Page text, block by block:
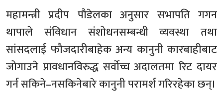
महामन्त्री प्रदीप पौडेलका अनुसार सभापति गगन
थापाले संविधान संशोधनसम्बन्धी व्यवस्था तथा
सांसदलाई फौजदारीबाहेक अन्य कानुनी कारबाहीबाट
जोगाउने प्रावधानविरुद्ध सर्वोच्च अदालतमा रिट दायर
गर्न सकिने–नसकिनेबारे कानुनी परामर्श गरिरहेका छन्।